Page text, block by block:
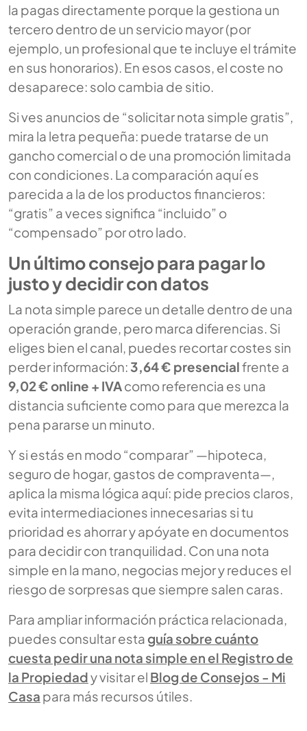
la pagas directamente porque la gestiona un
tercero dentro de un servicio mayor (por
ejemplo, un profesional que te incluye el trámite
en sus honorarios). En esos casos, el coste no
desaparece: solo cambia de sitio.
Si ves anuncios de “solicitar nota simple gratis”,
mira la letra pequeña: puede tratarse de un
gancho comercial o de una promoción limitada
con condiciones. La comparación aquí es
parecida a la de los productos financieros:
“gratis” a veces significa “incluido” o
“compensado” por otro lado.
Un último consejo para pagar lo
justo y decidir con datos
La nota simple parece un detalle dentro de una
operación grande, pero marca diferencias. Si
eliges bien el canal, puedes recortar costes sin
perder información: 3,64 € presencialfrente a
9,02 € online + IVAcomo referencia es una
distancia suficiente como para que merezca la
pena pararse un minuto.
Y si estás en modo “comparar” —hipoteca,
seguro de hogar, gastos de compraventa—,
aplica la misma lógica aquí: pide precios claros,
evita intermediaciones innecesarias si tu
prioridad es ahorrar y apóyate en documentos
para decidir con tranquilidad. Con una nota
simple en la mano, negocias mejor y reduces el
riesgo de sorpresas que siempre salen caras.
Para ampliar información práctica relacionada,
puedes consultar esta guía sobre cuánto
cuesta pedir una nota simple en el Registro de
la Propiedady visitar el Blog de Consejos - Mi
Casa para más recursos útiles.